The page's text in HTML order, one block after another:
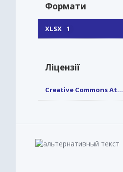
Формати
XLSX 1
Ліцензії
Creative Commons At...